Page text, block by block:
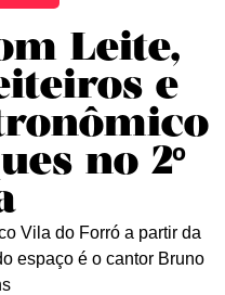
Leite,
e
no 2º
Vila do Forró a partir da
espaço é o cantor Bruno